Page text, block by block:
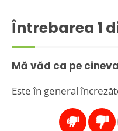
Întrebarea 1
Mă văd ca pe
Este în general